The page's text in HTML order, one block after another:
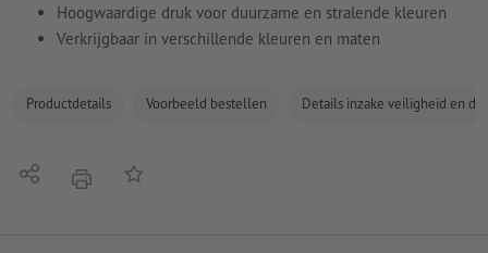
Hoogwaardige druk voor duurzame en stralende kleuren
Verkrijgbaar in verschillende kleuren en maten
Productdetails Voorbeeld bestellen Details inzake veiligheid en
Delen afdrukkenOp de lijst